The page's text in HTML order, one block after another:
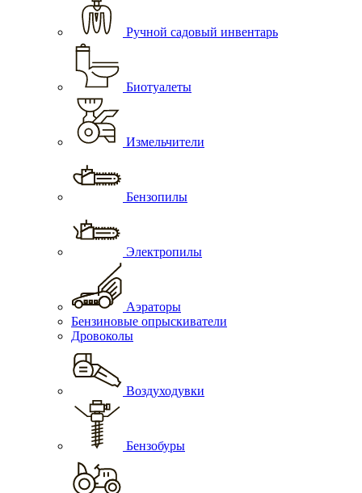
Ручной садовый инвентарь
Биотуалеты
Измельчители
Бензопилы
Электропилы
Аэраторы
Бензиновые опрыскиватели
Дровоколы
Воздуходувки
Бензобуры